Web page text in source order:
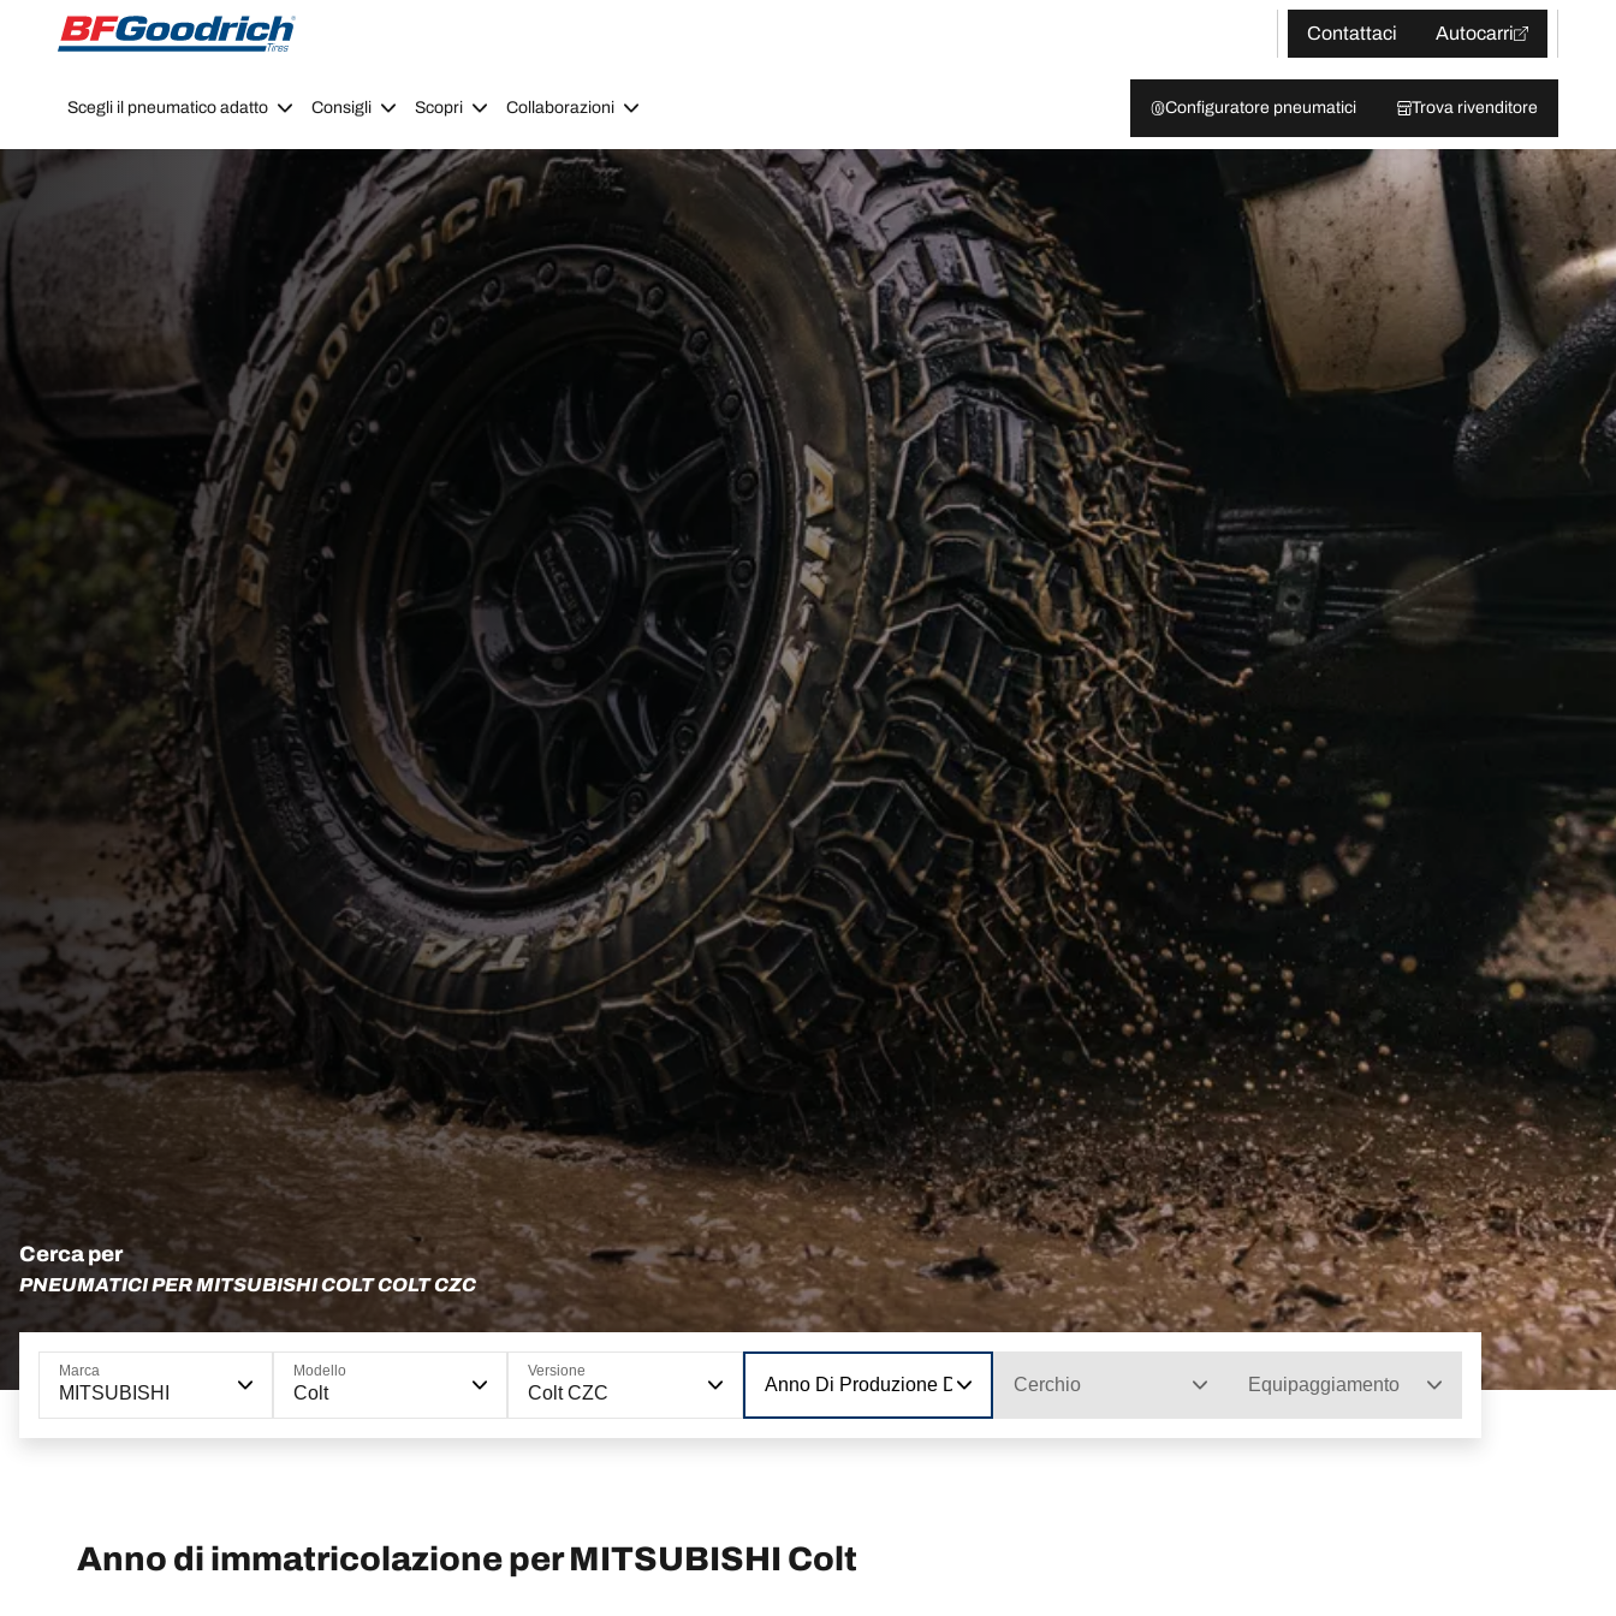
Go to page content
Go to page navigation
Contattaci
Autocarri
Scegli il pneumatico adatto Consigli Scopri Collaborazioni Configuratore pneumatici Trova rivenditore
Cerca per
PNEUMATICI PER MITSUBISHI COLT COLT CZC
Marca
MITSUBISHI
Modello
Colt
Versione
Colt CZC Anno Di Produzione Del ModelloCerchio Equipaggiamento
Anno di immatricolazione per MITSUBISHI Colt